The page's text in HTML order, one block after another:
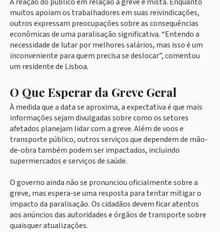
muitos apoiam os trabalhadores em suas reivindicações,
outros expressam preocupações sobre as consequências
econômicas de uma paralisação significativa. “Entendo a
necessidade de lutar por melhores salários, mas isso é um
inconveniente para quem precisa se deslocar”, comentou
um residente de Lisboa.
O Que Esperar da Greve Geral
À medida que a data se aproxima, a expectativa é que mais
informações sejam divulgadas sobre como os setores
afetados planejam lidar com a greve. Além de voos e
transporte público, outros serviços que dependem de mão-
de-obra também podem ser impactados, incluindo
supermercados e serviços de saúde.
O governo ainda não se pronunciou oficialmente sobre a
greve, mas espera-se uma resposta para tentar mitigar o
impacto da paralisação. Os cidadãos devem ficar atentos
aos anúncios das autoridades e órgãos de transporte sobre
quaisquer atualizações.